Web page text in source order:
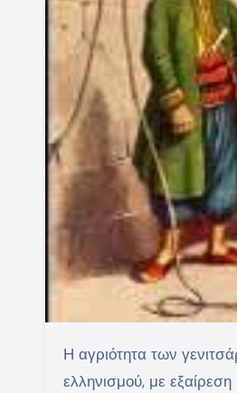
Η αγριότητα των γενιτσάρων της Κρήτης υπήρξε παροιμιώδης και μοναδική. Καμιά περιοχή του τουρκοκρατούμενου
ελληνισμού, με